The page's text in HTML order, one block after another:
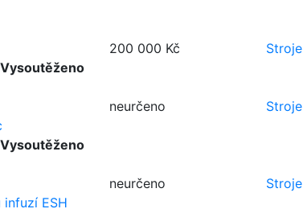
Vysoutěženo
200 000 Kč Stroje
Vysoutěženo
neurčeno Stroje
ESH
neurčeno Stroje